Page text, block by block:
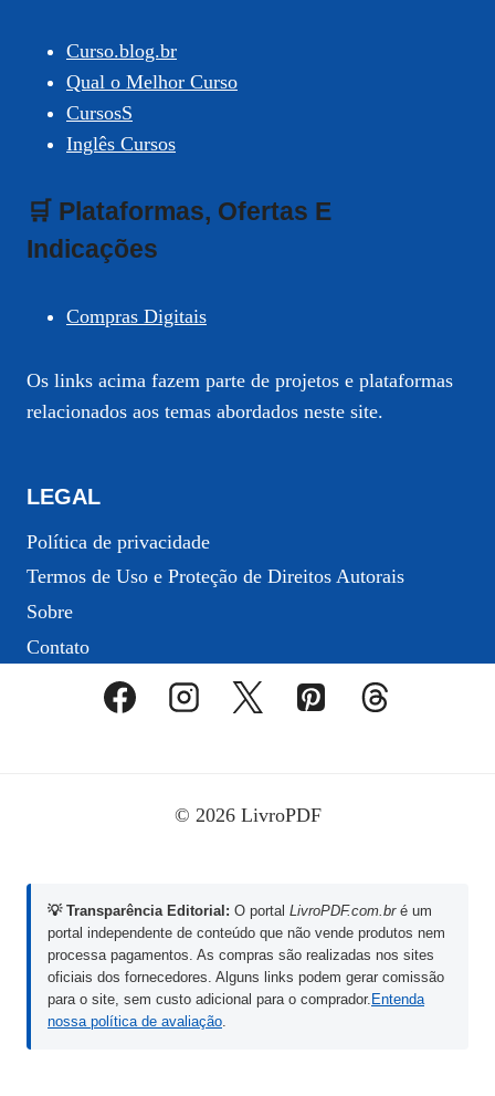
Curso.blog.br
Qual o Melhor Curso
CursosS
Inglês Cursos
🛒 Plataformas, Ofertas E
Indicações
Compras Digitais
Os links acima fazem parte de projetos e plataformas
relacionados aos temas abordados neste site.
LEGAL
Política de privacidade
Termos de Uso e Proteção de Direitos Autorais
Sobre
Contato
© 2026 LivroPDF
💡 Transparência Editorial: O portal LivroPDF.com.bré um
portal independente de conteúdo que não vende produtos nem
processa pagamentos. As compras são realizadas nos sites
oficiais dos fornecedores. Alguns links podem gerar comissão
para o site, sem custo adicional para o comprador. Entenda
nossa política de avaliação.